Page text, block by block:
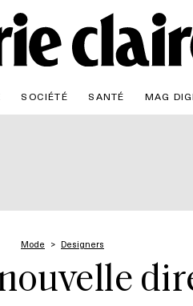
SOCIÉTÉ SANTÉ MAG
Mode Designers